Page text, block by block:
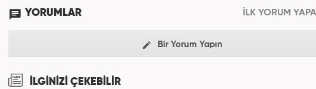
YORUMLAR İLK YORUM
Bir Yorum Yapın
İLGİNİZİ ÇEKEBİLİR